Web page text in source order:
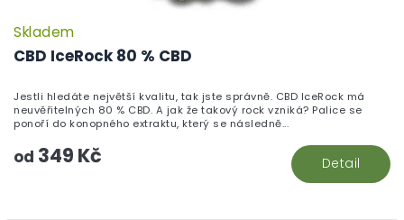
CBD IceRock 80 % CBD
Skladem
od 349 Kč Detail
Jestli hledáte největší kvalitu, tak jste správně. CBD IceRock má
neuvěřitelných 80 % CBD. A jak že takový rock vzniká? Palice se
ponoří do konopného extraktu, který se následně...